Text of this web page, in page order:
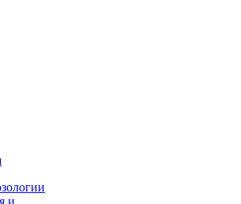
и